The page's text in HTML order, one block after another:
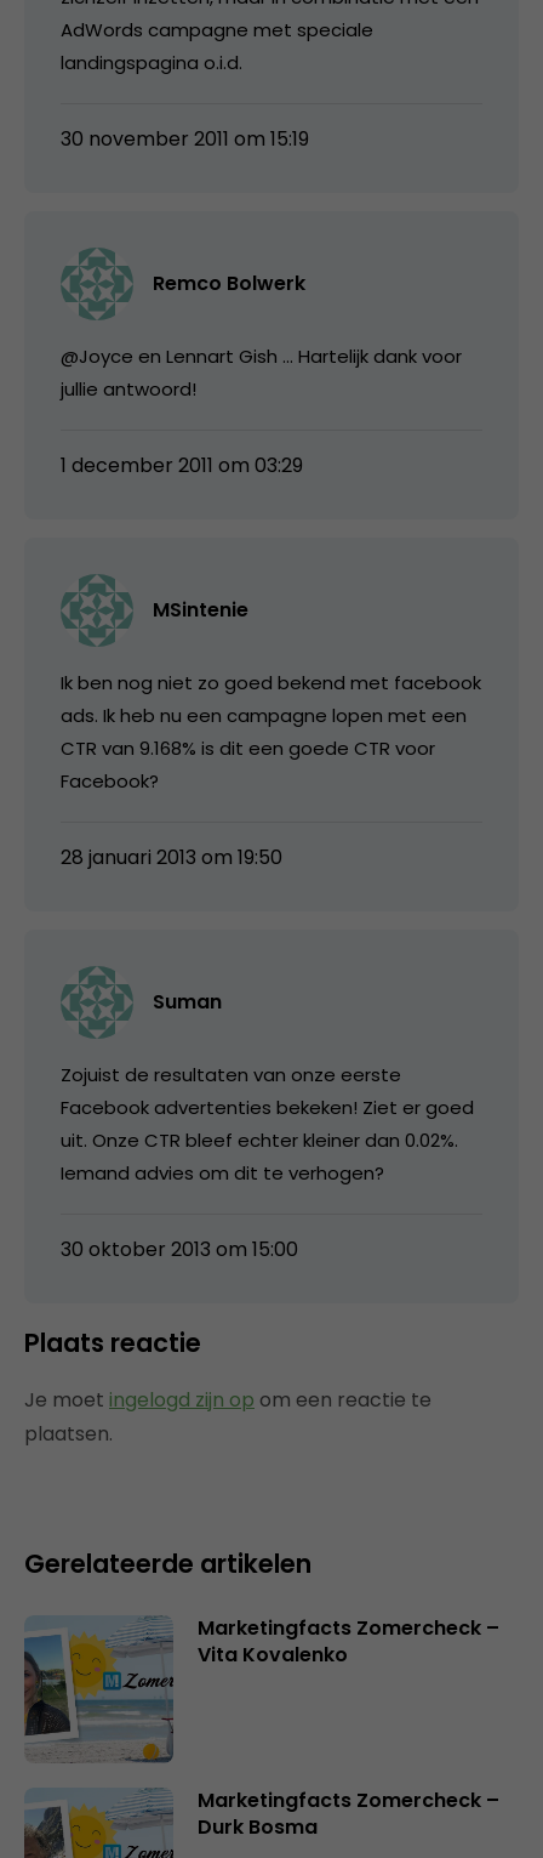
AdWords campagne met speciale
landingspagina o.i.d.
30 november 2011 om 15:19
Remco Bolwerk
@Joyce en Lennart Gish … Hartelijk dank voor
jullie antwoord!
1 december 2011 om 03:29
MSintenie
Ik ben nog niet zo goed bekend met facebook
ads. Ik heb nu een campagne lopen met een
CTR van 9.168% is dit een goede CTR voor
Facebook?
28 januari 2013 om 19:50
Suman
Zojuist de resultaten van onze eerste
Facebook advertenties bekeken! Ziet er goed
uit. Onze CTR bleef echter kleiner dan 0.02%.
Iemand advies om dit te verhogen?
30 oktober 2013 om 15:00
Plaats reactie
Je moet ingelogd zijn op om een reactie te
plaatsen.
Gerelateerde artikelen
Marketingfacts Zomercheck –
Vita Kovalenko
Marketingfacts Zomercheck –
Durk Bosma